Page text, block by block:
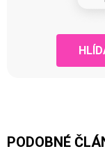
PODOBNÉ